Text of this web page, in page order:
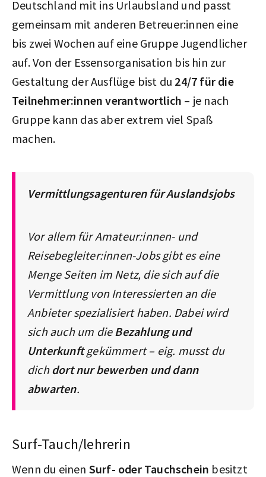
Deutschland mit ins Urlaubsland und passt
gemeinsam mit anderen Betreuer:innen eine
bis zwei Wochen auf eine Gruppe Jugendlicher
auf. Von der Essensorganisation bis hin zur
Gestaltung der Ausflüge bist du 24/7 für die
Teilnehmer:innen verantwortlich – je nach
Gruppe kann das aber extrem viel Spaß
machen.
Vermittlungsagenturen für Auslandsjobs
Vor allem für Amateur:innen- und
Reisebegleiter:innen-Jobs gibt es eine
Menge Seiten im Netz, die sich auf die
Vermittlung von Interessierten an die
Anbieter spezialisiert haben. Dabei wird
sich auch um dieBezahlung und
Unterkunftgekümmert – eig. musst du
dichdort nur bewerben und dann
abwarten.
Surf-Tauch/lehrerin
Wenn du einen Surf- oder Tauchschein besitzt